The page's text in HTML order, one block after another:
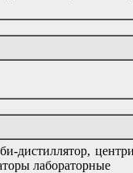
лабораторные